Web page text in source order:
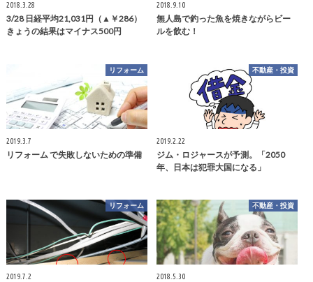
2018.3.28
3/28 日経平均21,031円（▲￥286）
きょうの結果はマイナス500円
2018.9.10
無人島で釣った魚を焼きながらビー
ルを飲む！
リフォーム
2019.3.7
リフォーム で失敗しないための準備
不動産・投資
2019.2.22
ジム・ロジャースが予測。「2050
年、日本は犯罪大国になる」
リフォーム
2019.7.2
不動産・投資
2018.5.30